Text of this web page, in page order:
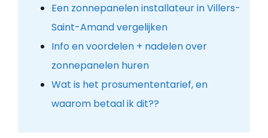
Een zonnepanelen installateur in Villers-
Saint-Amand vergelijken
Info en voordelen + nadelen over
zonnepanelen huren
Wat is het prosumententarief, en
waarom betaal ik dit??